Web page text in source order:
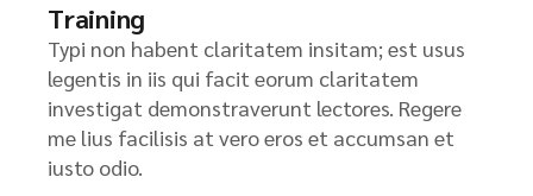
Training
Typi non habent claritatem insitam; est usus
legentis in iis qui facit eorum claritatem
investigat demonstraverunt lectores. Regere
me lius facilisis at vero eros et accumsan et
iusto odio.